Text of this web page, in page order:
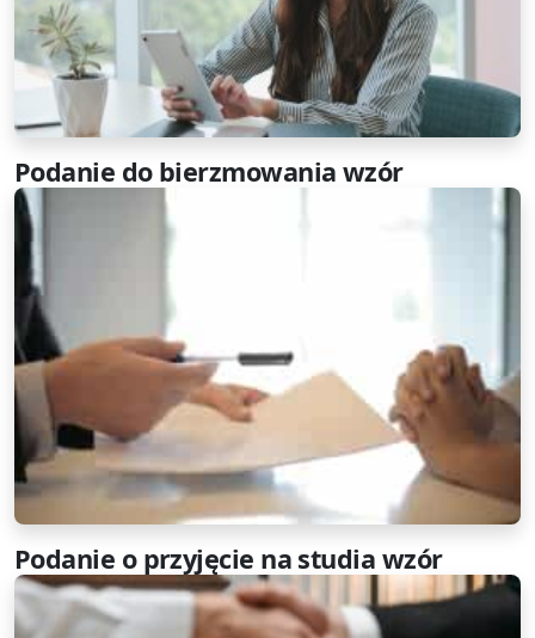
Podanie do bierzmowania wzór
Podanie o przyjęcie na studia wzór